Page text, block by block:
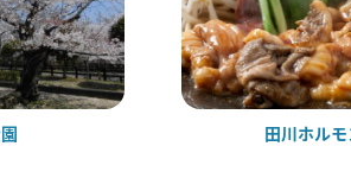
田川ホル